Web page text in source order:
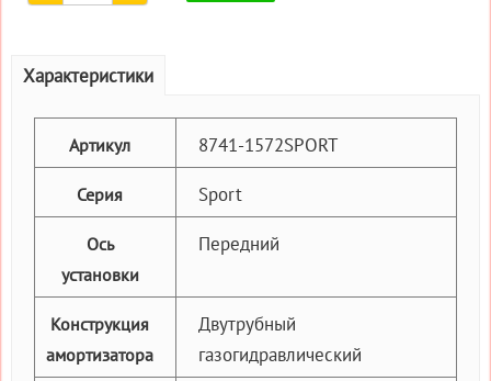
Характеристики
Артикул 8741-1572SPORT
Серия Sport
Ось
установки
Передний
Конструкция
амортизатора
Двутрубный
газогидравлический